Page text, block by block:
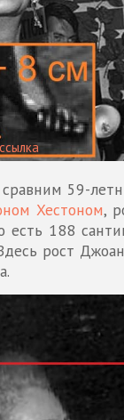
ссылка
59-
Хестоном,
есть 188
рост